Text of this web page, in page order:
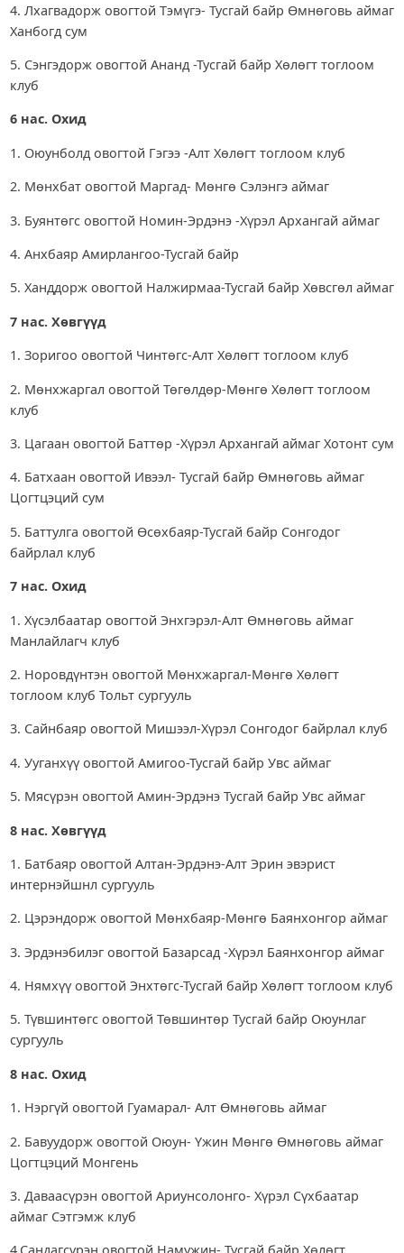
4. Лхагвадорж овогтой Тэмүгэ- Тусгай байр Өмнөговь аймаг
Ханбогд сум
5. Сэнгэдорж овогтой Ананд -Тусгай байр Хөлөгт тоглоом
клуб
6 нас. Охид
1. Оюунболд овогтой Гэгээ -Алт Хөлөгт тоглоом клуб
2. Мөнхбат овогтой Маргад- Мөнгө Сэлэнгэ аймаг
3. Буянтөгс овогтой Номин-Эрдэнэ -Хүрэл Архангай аймаг
4. Анхбаяр Амирлангоо-Тусгай байр
5. Ханддорж овогтой Налжирмаа-Тусгай байр Хөвсгөл аймаг
7 нас. Хөвгүүд
1. Зоригоо овогтой Чинтөгс-Алт Хөлөгт тоглоом клуб
2. Мөнхжаргал овогтой Төгөлдөр-Мөнгө Хөлөгт тоглоом
клуб
3. Цагаан овогтой Баттөр -Хүрэл Архангай аймаг Хотонт сум
4. Батхаан овогтой Ивээл- Тусгай байр Өмнөговь аймаг
Цогтцэций сум
5. Баттулга овогтой Өсөхбаяр-Тусгай байр Сонгодог
байрлал клуб
7 нас. Охид
1. Хүсэлбаатар овогтой Энхгэрэл-Алт Өмнөговь аймаг
Манлайлагч клуб
2. Норовдүнтэн овогтой Мөнхжаргал-Мөнгө Хөлөгт
тоглоом клуб Тольт сургууль
3. Сайнбаяр овогтой Мишээл-Хүрэл Сонгодог байрлал клуб
4. Ууганхүү овогтой Амигоо-Тусгай байр Увс аймаг
5. Мясүрэн овогтой Амин-Эрдэнэ Тусгай байр Увс аймаг
8 нас. Хөвгүүд
1. Батбаяр овогтой Алтан-Эрдэнэ-Алт Эрин эвэрист
интернэйшнл сургууль
2. Цэрэндорж овогтой Мөнхбаяр-Мөнгө Баянхонгор аймаг
3. Эрдэнэбилэг овогтой Базарсад -Хүрэл Баянхонгор аймаг
4. Нямхүү овогтой Энхтөгс-Тусгай байр Хөлөгт тоглоом клуб
5. Түвшинтөгс овогтой Төвшинтөр Тусгай байр Оюунлаг
сургууль
8 нас. Охид
1. Нэргүй овогтой Гуамарал- Алт Өмнөговь аймаг
2. Бавуудорж овогтой Оюун- Үжин Мөнгө Өмнөговь аймаг
Цогтцэций Монгень
3. Даваасүрэн овогтой Ариунсолонго- Хүрэл Сүхбаатар
аймаг Сэтгэмж клуб